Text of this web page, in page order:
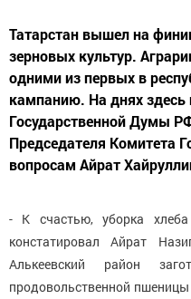
Татарстан вышел на
зерновых культур.
одними из первых в
кампанию. На днях здесь
Государственной Думы
Председателя Комитета
вопросам Айрат
- К счастью, уборка
констатировал Айрат
Алькеевский район
продовольственной